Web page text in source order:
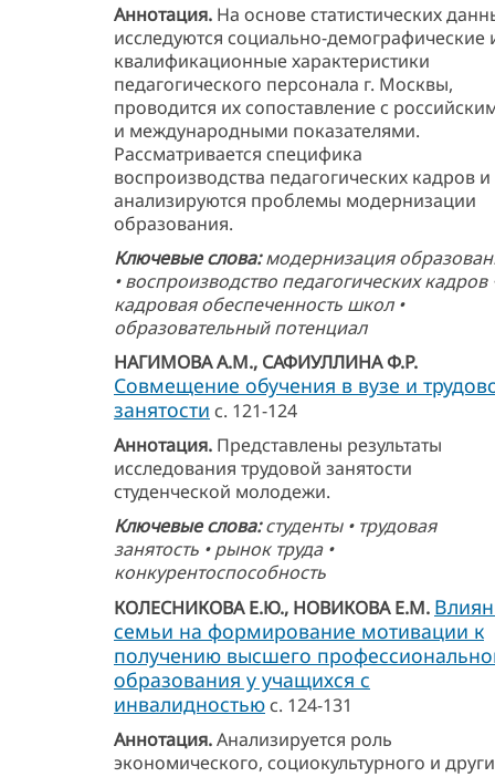
Аннотация. На основе статистических
исследуются социально-демографические
квалификационные характеристики
педагогического персонала г. Москвы,
проводится их сопоставление с
и международными показателями.
Рассматривается специфика
воспроизводства педагогических кадров и
анализируются проблемы модернизации
образования.
Ключевые слова:модернизация
• воспроизводство педагогических кадров
кадровая обеспеченность школ •
образовательный потенциал
НАГИМОВА А.М., САФИУЛЛИНА Ф.Р.
Совмещение обучения в вузе и
занятости с. 121-124
Аннотация. Представлены результаты
исследования трудовой занятости
студенческой молодежи.
Ключевые слова:студенты • трудовая
занятость • рынок труда •
конкурентоспособность
КОЛЕСНИКОВА Е.Ю., НОВИКОВА Е.М.
семьи на формирование мотивации к
получению высшего
образования у учащихся с
инвалидностьюс. 124-131
Аннотация.Анализируется роль
экономического, социокультурного и